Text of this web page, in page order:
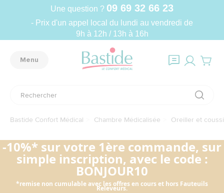
Une question ? 09 69 32 66 23
- Prix d'un appel local du lundi au vendredi de
9h à 12h / 13h à 16h
Menu
Bastide Confort Médical Chambre Médicalisée Oreiller et
-10%* sur votre 1ère commande, sur
simple inscription, avec le code :
BONJOUR10
*remise non cumulable avec les offres en cours et hors Fauteuils
Releveurs.